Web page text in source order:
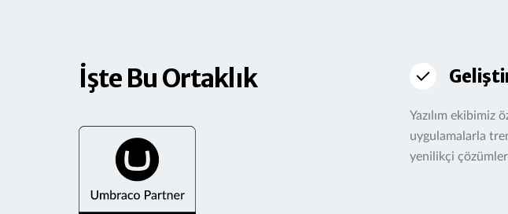
İşte Bu Ortaklık
Yazılım ekibimiz
uygulamalarla
yenilikçi